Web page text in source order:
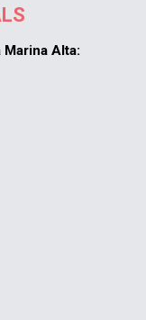
Alta: